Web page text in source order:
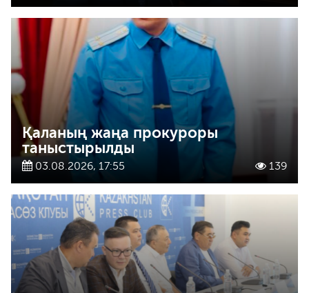
Қаланың жаңа прокуроры
таныстырылды
03.08.2026, 17:55 139